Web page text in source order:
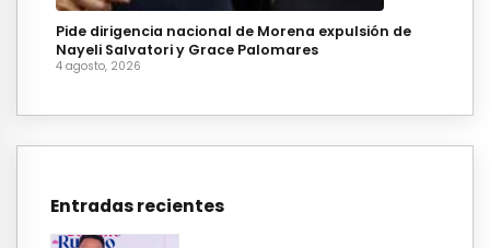
Pide dirigencia nacional de Morena expulsión de
Nayeli Salvatori y Grace Palomares
4 agosto, 2026
Entradas recientes